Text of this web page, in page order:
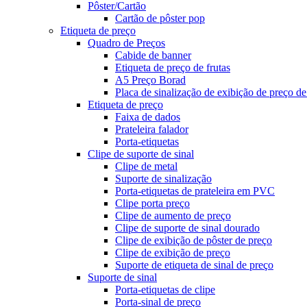
Pôster/Cartão
Cartão de pôster pop
Etiqueta de preço
Quadro de Preços
Cabide de banner
Etiqueta de preço de frutas
A5 Preço Borad
Placa de sinalização de exibição de preço
Etiqueta de preço
Faixa de dados
Prateleira falador
Porta-etiquetas
Clipe de suporte de sinal
Clipe de metal
Suporte de sinalização
Porta-etiquetas de prateleira em PVC
Clipe porta preço
Clipe de aumento de preço
Clipe de suporte de sinal dourado
Clipe de exibição de pôster de preço
Clipe de exibição de preço
Suporte de etiqueta de sinal de preço
Suporte de sinal
Porta-etiquetas de clipe
Porta-sinal de preço